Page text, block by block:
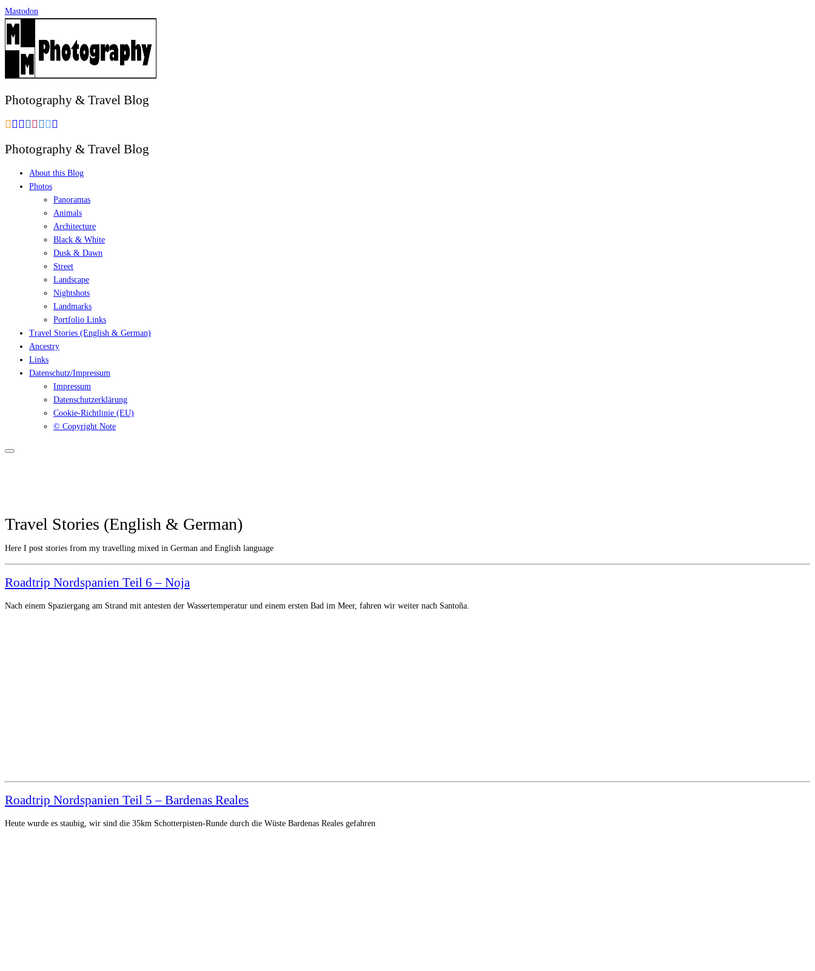
Mastodon
springen
Photography & Travel Blog
Photography & Travel Blog
About this Blog
Photos
Panoramas
Animals
Architecture
Black & White
Dusk & Dawn
Street
Landscape
Nightshots
Landmarks
Portfolio Links
Travel Stories (English & German)
Ancestry
Links
Datenschutz/Impressum
Impressum
Datenschutzerklärung
Cookie-Richtlinie (EU)
© Copyright Note
Travel Stories (English & German)
Here I post stories from my travelling mixed in German and English language
Roadtrip Nordspanien Teil 6 – Noja
Nach einem Spaziergang am Strand mit antesten der Wassertemperatur und einem ersten Bad im Meer, fahren wir weiter nach Santoña.
Roadtrip Nordspanien Teil 5 – Bardenas Reales
Heute wurde es staubig, wir sind die 35km Schotterpisten-Runde durch die Wüste Bardenas Reales gefahren